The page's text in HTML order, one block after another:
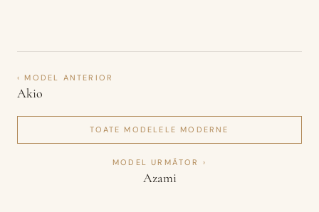
‹ MODEL ANTERIOR
Akio
TOATE MODELELEMODERNE
MODEL URMĂTOR ›
Azami